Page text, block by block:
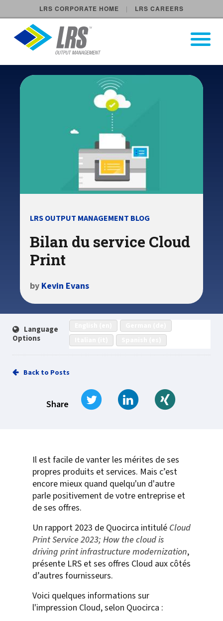
LRS CORPORATE HOME LRS CAREERS
LRS Output Management
Main Navigation
Open
LRS OUTPUT MANAGEMENT BLOG
Bilan du service Cloud
Print
by Kevin Evans
Language
Options
Back to Posts
Share
Tweet Share on LinkedIn
Il est facile de vanter les mérites de ses
propres produits et services. Mais c’est
encore mieux quand quelqu'un d'autre
parle positivement de votre entreprise et
de ses offres.
Un rapport 2023 de Quocirca intitulé Cloud
Print Service 2023; How the cloud is
driving print infrastructure modernization,
présente LRS et ses offres Cloud aux côtés
d’autres fournisseurs.
Voici quelques informations sur
l'impression Cloud, selon Quocirca :